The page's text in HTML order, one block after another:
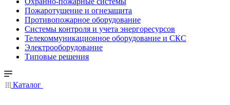
Пожаротушение и огнезащита
Противопожарное оборудование
Системы контроля и учета энергоресурсов
Телекоммуникационное оборудование и СКС
Электрооборудование
Типовые решения
Каталог